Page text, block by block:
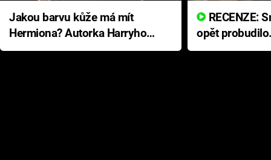
Jakou barvu kůže má mít
Hermiona? Autorka Harryho
Pottera přišla s ráznou
opět
přichází s